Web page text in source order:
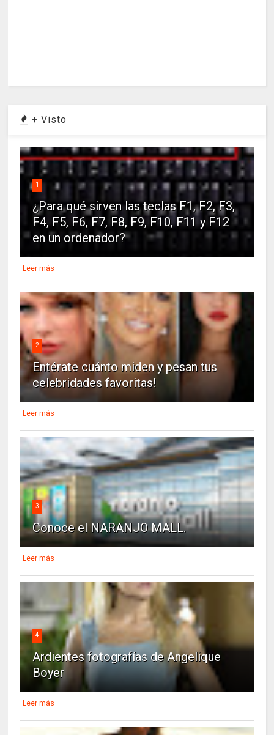
+ Visto
1
¿Para qué sirven las teclas F1, F2, F3,
F4, F5, F6, F7, F8, F9, F10, F11 y F12
en un ordenador?
Leer más
2
Entérate cuánto miden y pesan tus
celebridades favoritas!
Leer más
3
Conoce el NARANJO MALL.
Leer más
4
Ardientes fotografías de Angelique
Boyer
Leer más